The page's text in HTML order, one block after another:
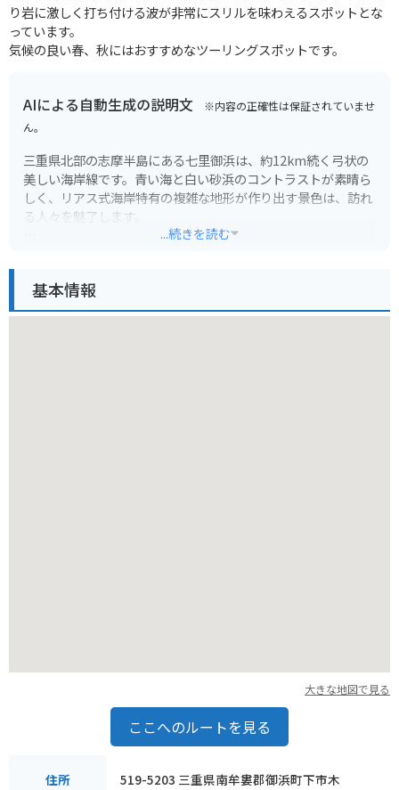
り岩に激しく打ち付ける波が非常にスリルを味わえるスポットとな
っています。
気候の良い春、秋にはおすすめなツーリングスポットです。
AIによる自動生成の説明文 ※内容の正確性は保証されていませ
ん。
三重県北部の志摩半島にある七里御浜は、約12km続く弓状の
美しい海岸線です。青い海と白い砂浜のコントラストが素晴ら
しく、リアス式海岸特有の複雑な地形が作り出す景色は、訪れ
る人々を魅了します。
な雰囲気を演出します。周辺には、新鮮な海の幸を味わえる飲
食店や宿泊施設も多く、観光の拠点としても最適です。
...続きを読む
基本情報
大きな地図で見る
ここへのルートを見る
住所 519-5203 三重県南牟婁郡御浜町下市木